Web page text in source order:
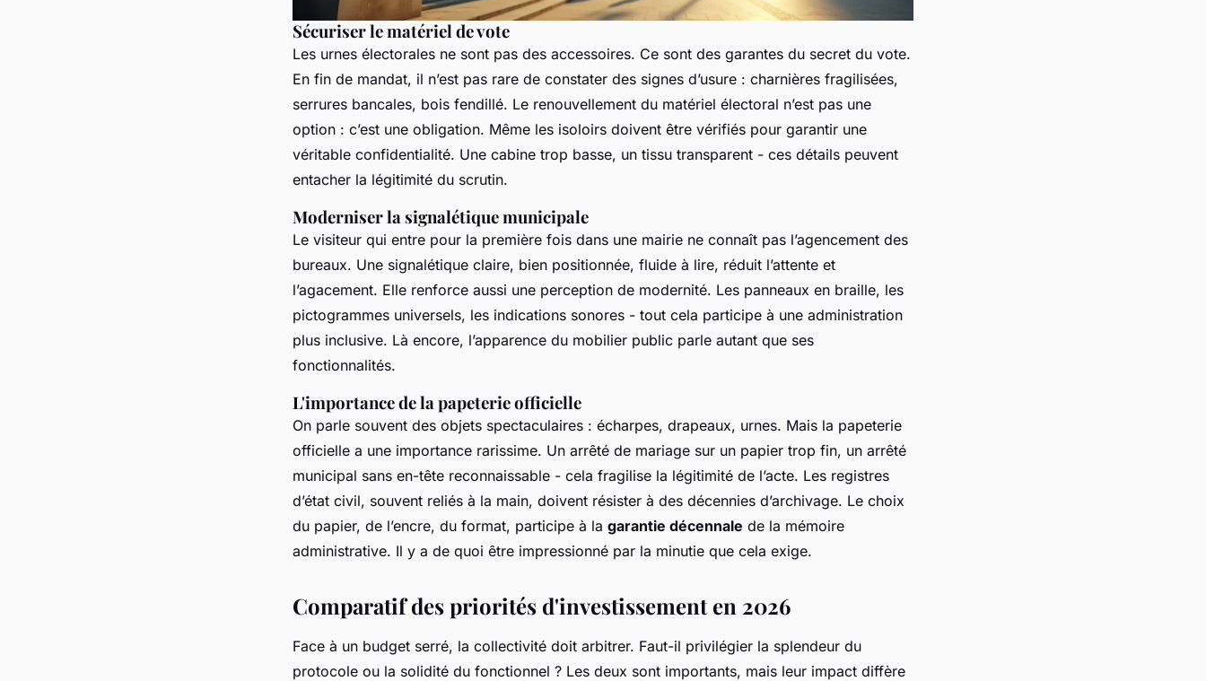
Sécuriser le matériel de vote
Les urnes électorales ne sont pas des accessoires. Ce sont des garantes du secret du vote.
En fin de mandat, il n’est pas rare de constater des signes d’usure : charnières fragilisées,
serrures bancales, bois fendillé. Le renouvellement du matériel électoral n’est pas une
option : c’est une obligation. Même les isoloirs doivent être vérifiés pour garantir une
véritable confidentialité. Une cabine trop basse, un tissu transparent - ces détails peuvent
entacher la légitimité du scrutin.
Moderniser la signalétique municipale
Le visiteur qui entre pour la première fois dans une mairie ne connaît pas l’agencement des
bureaux. Une signalétique claire, bien positionnée, fluide à lire, réduit l’attente et
l’agacement. Elle renforce aussi une perception de modernité. Les panneaux en braille, les
pictogrammes universels, les indications sonores - tout cela participe à une administration
plus inclusive. Là encore, l’apparence du mobilier public parle autant que ses
fonctionnalités.
L'importance de la papeterie officielle
On parle souvent des objets spectaculaires : écharpes, drapeaux, urnes. Mais la papeterie
officielle a une importance rarissime. Un arrêté de mariage sur un papier trop fin, un arrêté
municipal sans en-tête reconnaissable - cela fragilise la légitimité de l’acte. Les registres
d’état civil, souvent reliés à la main, doivent résister à des décennies d’archivage. Le choix
du papier, de l’encre, du format, participe à la garantie décennale de la mémoire
administrative. Il y a de quoi être impressionné par la minutie que cela exige.
Comparatif des priorités d'investissement en 2026
Face à un budget serré, la collectivité doit arbitrer. Faut-il privilégier la splendeur du
protocole ou la solidité du fonctionnel ? Les deux sont importants, mais leur impact diffère